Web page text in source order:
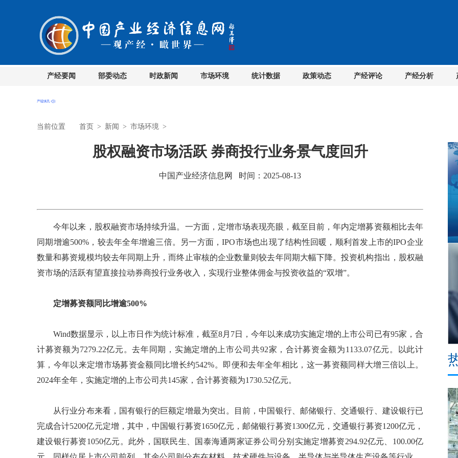
产经要闻 部委动态 时政新闻 市场环境 统计数据 政策动态 产经评论 产经分析
当前位置 首页 > 新闻 > 市场环境 >
股权融资市场活跃 券商投行业务景气度回升
中国产业经济信息网 时间：2025-08-13
今年以来，股权融资市场持续升温。一方面，定增市场表现亮眼，截至目前，年内定增募资额相比去年
同期增逾500%，较去年全年增逾三倍。另一方面，IPO市场也出现了结构性回暖，顺利首发上市的IPO企业
数量和募资规模均较去年同期上升，而终止审核的企业数量则较去年同期大幅下降。投资机构指出，股权融
资市场的活跃有望直接拉动券商投行业务收入，实现行业整体佣金与投资收益的“双增”。
定增募资额同比增逾500%
Wind数据显示，以上市日作为统计标准，截至8月7日，今年以来成功实施定增的上市公司已有95家，合
计募资额为7279.22亿元。去年同期，实施定增的上市公司共92家，合计募资金额为1133.07亿元。以此计
算，今年以来定增市场募资金额同比增长约542%。即便和去年全年相比，这一募资额同样大增三倍以上。
2024年全年，实施定增的上市公司共145家，合计募资额为1730.52亿元。
从行业分布来看，国有银行的巨额定增最为突出。目前，中国银行、邮储银行、交通银行、建设银行已
完成合计5200亿元定增，其中，中国银行募资1650亿元，邮储银行募资1300亿元，交通银行募资1200亿元，
建设银行募资1050亿元。此外，国联民生、国泰海通两家证券公司分别实施定增募资294.92亿元、100.00亿